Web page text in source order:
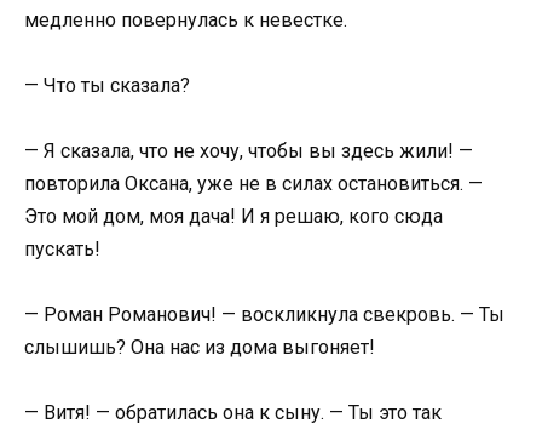
медленно повернулась к невестке.
— Что ты сказала?
— Я сказала, что не хочу, чтобы вы здесь жили! —
повторила Оксана, уже не в силах остановиться. —
Это мой дом, моя дача! И я решаю, кого сюда
пускать!
— Роман Романович! — воскликнула свекровь. — Ты
слышишь? Она нас из дома выгоняет!
— Витя! — обратилась она к сыну. — Ты это так